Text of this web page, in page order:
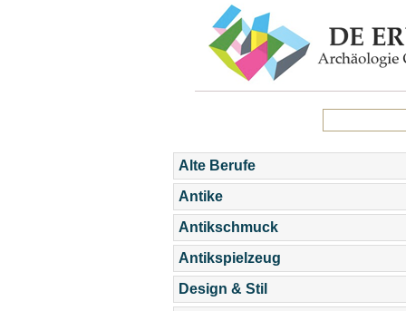
Alte Berufe
Antike
Antikschmuck
Antikspielzeug
Design & Stil